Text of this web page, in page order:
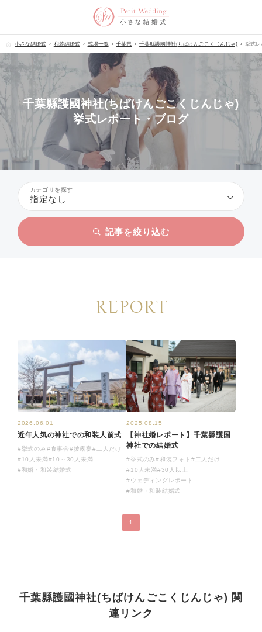
小さな結婚式 和装結婚式 式場一覧 千葉県 千葉縣護國神社(ちばけんごこくじんじゃ) 挙式レ
千葉縣護國神社(ちばけんごこくじんじゃ)
挙式レポート・ブログ
カテゴリを探す
指定なし
記事を絞り込む
REPORT
2026.06.01
近年人気の神社での和装人前式
#挙式のみ#食事会#披露宴#二人だけ
#10人未満#10～30人未満
#和婚・和装結婚式
2025.08.15
【神社婚レポート】千葉縣護国
神社での結婚式
#挙式のみ#和装フォト #二人だけ
#10人未満#30人以上
#ウェディングレポート
#和婚・和装結婚式
1
千葉縣護國神社(ちばけんごこくじんじゃ) 関
連リンク